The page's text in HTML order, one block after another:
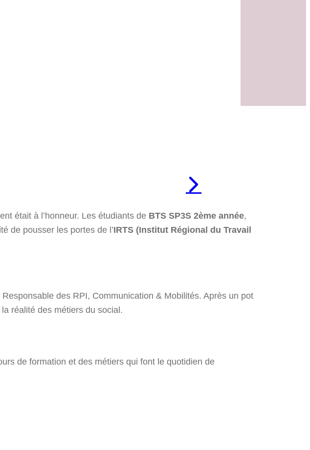
était à l’honneur. Les étudiants de BTS SP3S 2ème année,
de pousser les portes de l’IRTS (Institut Régional du Travail
Responsable des RPI, Communication & Mobilités. Après un pot
réalité des métiers du social.
de formation et des métiers qui font le quotidien de